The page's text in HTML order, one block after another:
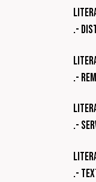
.-
.-
.-
.-